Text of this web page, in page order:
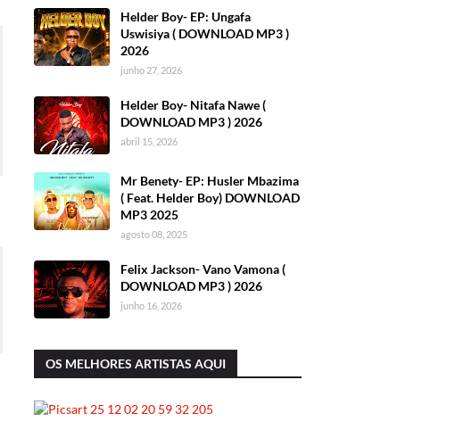
Helder Boy- EP: Ungafa
Uswisiya ( DOWNLOAD MP3 )
2026
junho 27, 2026
Helder Boy- Nitafa Nawe (
DOWNLOAD MP3 ) 2026
abril 15, 2026
Mr Benety- EP: Husler Mbazima
( Feat. Helder Boy) DOWNLOAD
MP3 2025
agosto 08, 2025
Felix Jackson- Vano Vamona (
DOWNLOAD MP3 ) 2026
junho 16, 2026
OS MELHORES ARTISTAS AQUI